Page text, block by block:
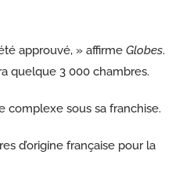
approuvé, » affirme Globes.
quelque 3 000 chambres.
sous sa franchise.
d’origine française pour la